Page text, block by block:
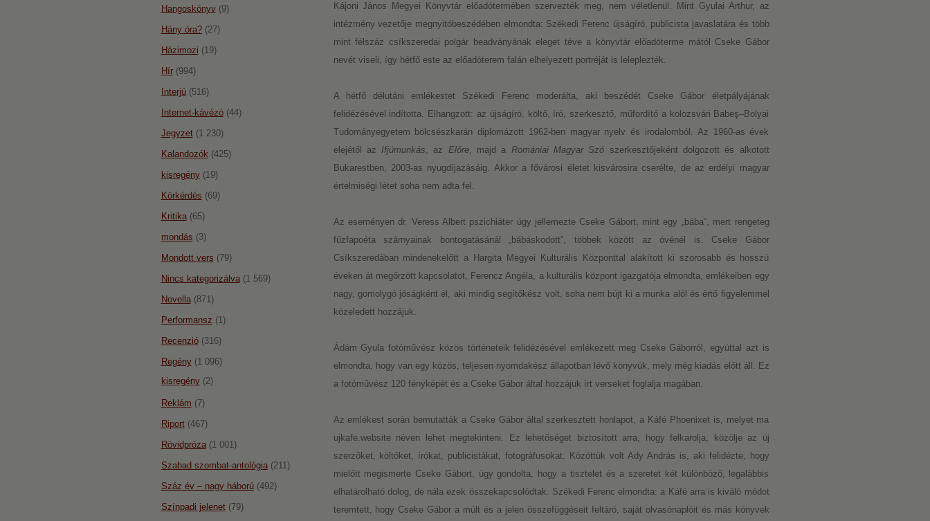
Kájoni János Megyei Könyvtár előadótermében szervezték meg, nem véletlenül. Mint Gyulai Arthur, az
intézmény vezetője megnyitóbeszédében elmondta: Székedi Ferenc újságíró, publicista javaslatára és több
mint félszáz csíkszeredai polgár beadványának eleget téve a könyvtár előadóterme mától Cseke Gábor
nevét viseli, így hétfő este az előadóterem falán elhelyezett portréját is leleplezték.
A hétfő délutáni emlékestet Székedi Ferenc moderálta, aki beszédét Cseke Gábor életpályájának
felidézésével indította. Elhangzott: az újságíró, költő, író, szerkesztő, műfordító a kolozsvári Babeş–Bolyai
Tudományegyetem bölcsészkarán diplomázott 1962-ben magyar nyelv és irodalomból. Az 1960-as évek
elejétől azIfjúmunkás, az Előre, majd a Romániai Magyar Szó szerkesztőjeként dolgozott és alkotott
Bukarestben, 2003-as nyugdíjazásáig. Akkor a fővárosi életet kisvárosira cserélte, de az erdélyi magyar
értelmiségi létet soha nem adta fel.
Az eseményen dr. Veress Albert pszichiáter úgy jellemezte Cseke Gábort, mint egy „bába”, mert rengeteg
fűzfapoéta szárnyainak bontogatásánál „bábáskodott”, többek között az övénél is. Cseke Gábor
Csíkszeredában mindenekelőtt a Hargita Megyei Kulturális Központtal alakított ki szorosabb és hosszú
éveken át megőrzött kapcsolatot, Ferencz Angéla, a kulturális központ igazgatója elmondta,emlékeiben egy
nagy, gomolygó jóságként él, aki mindig segítőkész volt, soha nem bújt ki a munka alól és értő figyelemmel
közeledett hozzájuk.
Ádám Gyula fotóművész közös történeteik felidézésével emlékezett meg Cseke Gáborról, egyúttal azt is
elmondta, hogy van egy közös, teljesen nyomdakész állapotban lévő könyvük, mely még kiadás előtt áll. Ez
a fotóművész 120 fényképét és a Cseke Gábor által hozzájuk írt verseket foglalja magában.
Az emlékest során bemutatták a Cseke Gábor által szerkesztett honlapot, a Káfé Phoenixet is, melyet ma
ujkafe.website néven lehet megtekinteni. Ez lehetőséget biztosított arra, hogy felkarolja, közölje az új
szerzőket, költőket, írókat, publicistákat, fotográfusokat. Közöttük volt Ady András is, aki felidézte, hogy
mielőtt megismerte Cseke Gábort, úgy gondolta, hogy a tisztelet és a szeretet két különböző, legalábbis
elhatárolható dolog, de nála ezek összekapcsolódtak. Székedi Ferenc elmondta: a Káfé arra is kiváló módot
teremtett, hogy Cseke Gábor a múlt és a jelen összefüggéseit feltáró, saját olvasónaplóit és más könyvek
Hangoskönyv(9)
Hány óra?(27)
Házimozi (19)
Hír(994)
Interjú(516)
Internet-kávézó(44)
Jegyzet(1 230)
Kalandozók (425)
kisregény(19)
Körkérdés (69)
Kritika(65)
mondás (3)
Mondott vers (79)
Nincs kategorizálva(1 569)
Novella(871)
Performansz (1)
Recenzió(316)
Regény(1 096)
kisregény(2)
Reklám (7)
Riport(467)
Rövidpróza(1 001)
Szabad szombat-antológia(211)
Száz év – nagy háború(492)
Színpadi jelenet(79)